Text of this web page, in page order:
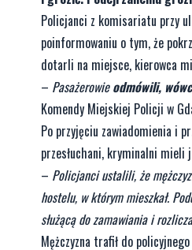
Policjanci z komisariatu przy
poinformowaniu o tym, że
dotarli na miejsce, kierowca
– Pasażerowieodmówili,
Komendy Miejskiej Policji w
Po przyjęciu zawiadomienia i
przesłuchani, kryminalni mieli
– Policjanci ustalili, że
hostelu, w którym mieszkał.
służącą do zamawiania i
Mężczyzna trafił do